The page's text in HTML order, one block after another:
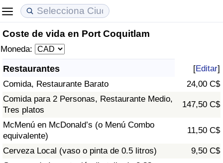
Coste de vida en Port Coquitlam
Moneda:
Restaurantes [Editar]
Comida, Restaurante Barato
24,00 C$
Comida para 2 Personas, Restaurante Medio,
Tres platos
147,50 C$
McMenú en McDonald’s (o Menú Combo
equivalente)
11,50 C$
Cerveza Local (vaso o pinta de 0.5 litros)
9,50 C$
Coste de vida
Índice de Costo de Vida
Índice de costo de vida por país
en aqaba
Precios de las propiedades
Índice de Precios de Inmuebles
Índice de Precios de Inmuebles por País
Calidad de Vida
Índice de Calidad de Vida (Actual)
Índice de calidad de vida por país
Delincuencia